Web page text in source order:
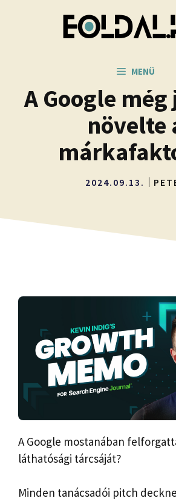
MENÜ
A Google
növelte
2024.09.13.
A Google mostanában
láthatósági tárcsáját?
Minden tanácsadói pitch